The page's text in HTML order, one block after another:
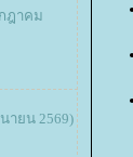
ฎาคม
ายน 2569)